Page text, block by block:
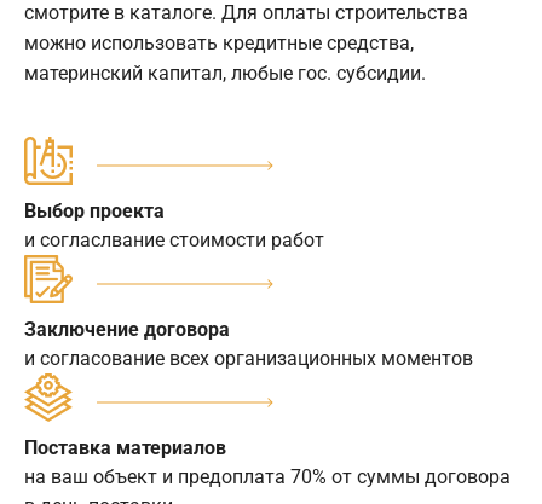
смотрите в каталоге. Для оплаты строительства
можно использовать кредитные средства,
материнский капитал, любые гос. субсидии.
Выбор проекта
и согласлвание стоимости работ
Заключение договора
и согласование всех организационных моментов
Поставка материалов
на ваш объект и предоплата 70% от суммы договора